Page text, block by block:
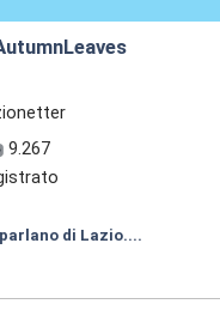
9.267
di Lazio....